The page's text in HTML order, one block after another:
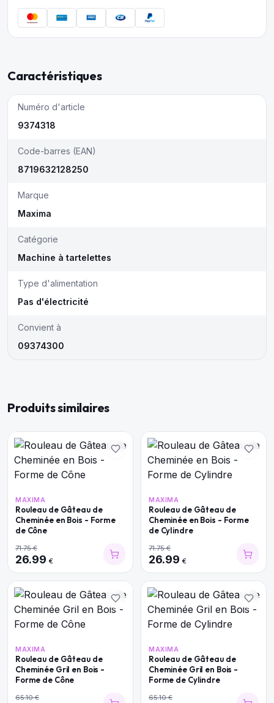
Caractéristiques
Numéro d'article
9374318
Code-barres (EAN)
8719632128250
Marque
Maxima
Catégorie
Machine à tartelettes
Type d'alimentation
Pas d'électricité
Convient à
09374300
Produits similaires
MAXIMA
Rouleau de Gâteau de
Cheminée en Bois - Forme
de Cône
71.75€
26.99 €
MAXIMA
Rouleau de Gâteau de
Cheminée en Bois - Forme
de Cylindre
71.75€
26.99 €
MAXIMA
Rouleau de Gâteau de
Cheminée Gril en Bois -
Forme de Cône
65.10€
MAXIMA
Rouleau de Gâteau de
Cheminée Gril en Bois -
Forme de Cylindre
65.10€